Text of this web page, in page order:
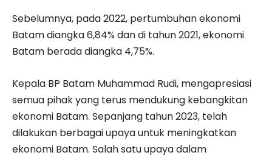
Sebelumnya, pada 2022, pertumbuhan ekonomi
Batam diangka 6,84% dan di tahun 2021, ekonomi
Batam berada diangka 4,75%.
Kepala BP Batam Muhammad Rudi, mengapresiasi
semua pihak yang terus mendukung kebangkitan
ekonomi Batam. Sepanjang tahun 2023, telah
dilakukan berbagai upaya untuk meningkatkan
ekonomi Batam. Salah satu upaya dalam